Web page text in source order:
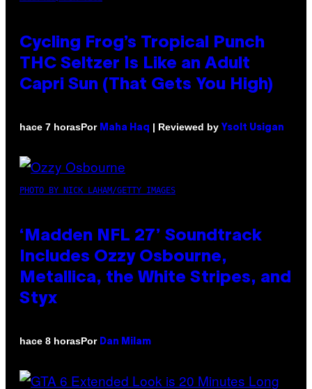
Cycling Frog’s Tropical Punch
THC Seltzer Is Like an Adult
Capri Sun (That Gets You High)
hace 7 horasPor Maha Haq | Reviewed by Ysolt Usigan
PHOTO BY NICK LAHAM/GETTY IMAGES
‘Madden NFL 27’ Soundtrack
Includes Ozzy Osbourne,
Metallica, the White Stripes, and
Styx
hace 8 horasPor Dan Milam